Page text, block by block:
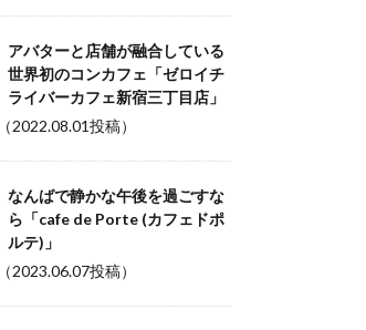
アバターと店舗が融合している
世界初のコンカフェ「ゼロイチ
ライバーカフェ新宿三丁目店」
2022.08.01投稿）
なんばで静かな午後を過ごすな
ら「cafe de Porte (カフェドポ
ルテ)」
2023.06.07投稿）